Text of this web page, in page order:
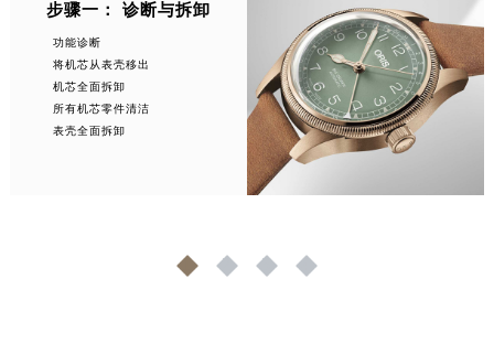
步骤一： 诊断与拆卸
功能诊断
将机芯从表壳移出
机芯全面拆卸
所有机芯零件清洁
表壳全面拆卸
1 2 3 4